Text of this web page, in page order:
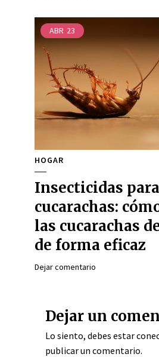
ABR 23
HOGAR
Insecticidas para
cucarachas:
las cucarachas
de forma eficaz
Dejar comentario
Dejar un
Lo siento, debes estar
publicar un comentario.